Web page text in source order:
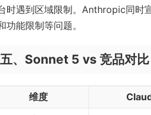
时遇到区域限制。Anthropic同时
功能限制等问题。
五、Sonnet 5 vs 竞品对比
维度